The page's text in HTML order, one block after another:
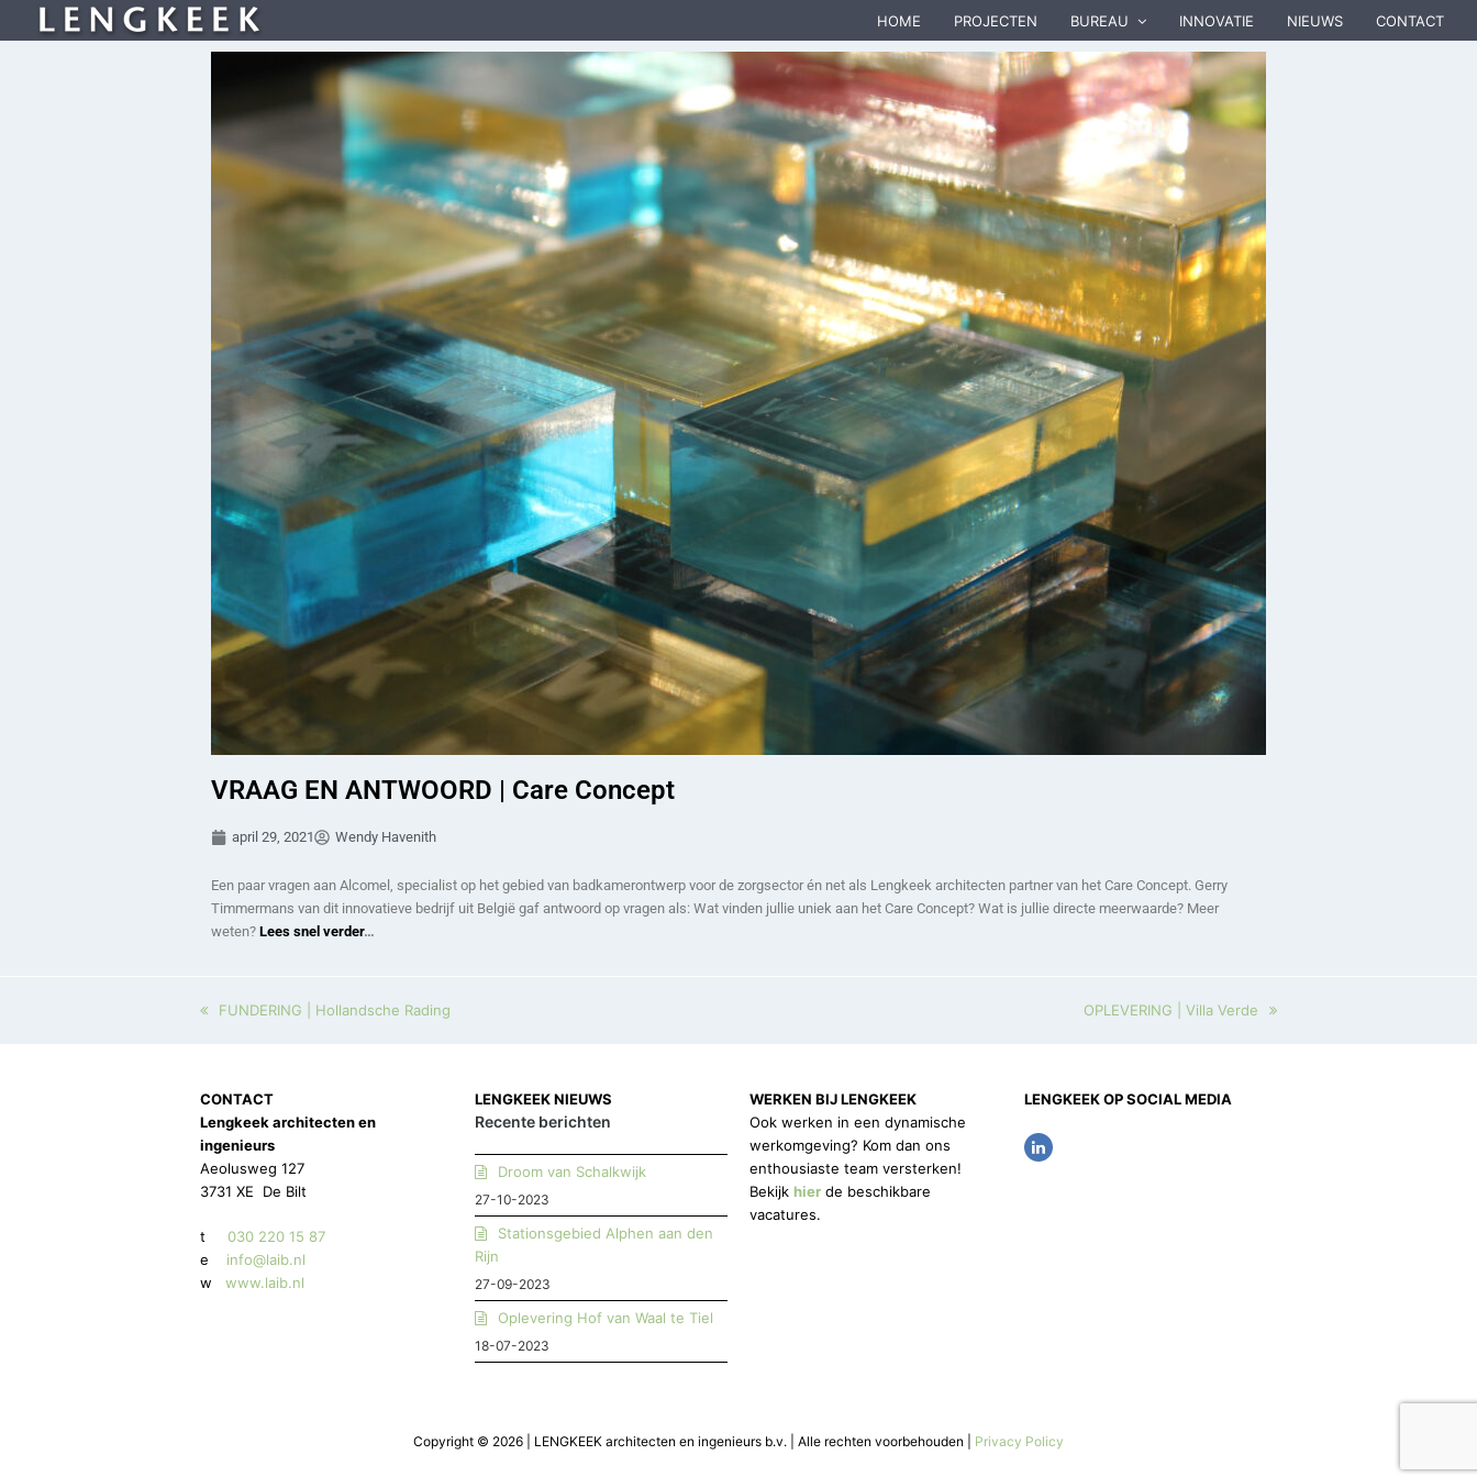
HOME PROJECTEN BUREAU INNOVATIE NIEUWS CONTACT
VRAAG EN ANTWOORD | Care Concept
april 29, 2021 Wendy Havenith
Een paar vragen aan Alcomel, specialist op het gebied van badkamerontwerp voor de zorgsector én net als Lengkeek architecten partner van het Care Concept. Gerry
Timmermans van dit innovatieve bedrijf uit België gaf antwoord op vragen als: Wat vinden jullie uniek aan het Care Concept? Wat is jullie directe meerwaarde? Meer
weten? Lees snel verder…
FUNDERING | Hollandsche Rading OPLEVERING | Villa Verde
CONTACT
Lengkeek architecten en
ingenieurs
Aeolusweg 127
3731 XE De Bilt
t 030 220 15 87
e info@laib.nl
w
www.laib.nl
LENGKEEK NIEUWS
Recente berichten
Droom van Schalkwijk
27-10-2023
Stationsgebied Alphen aan den
Rijn
27-09-2023
Oplevering Hof van Waal te Tiel
18-07-2023
WERKEN BIJ LENGKEEK
Ook werken in een dynamische
werkomgeving? Kom dan ons
enthousiaste team versterken!
Bekijk hier de beschikbare
vacatures.
LENGKEEK OP SOCIAL MEDIA
Copyright © 2026 | LENGKEEK architecten en ingenieurs b.v. | Alle rechten voorbehouden | Privacy Policy